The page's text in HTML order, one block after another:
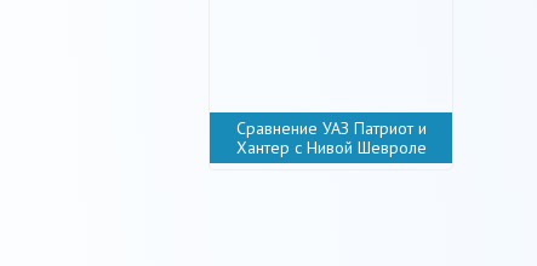
Сравнение УАЗ Патриот и
Хантер с Нивой Шевроле